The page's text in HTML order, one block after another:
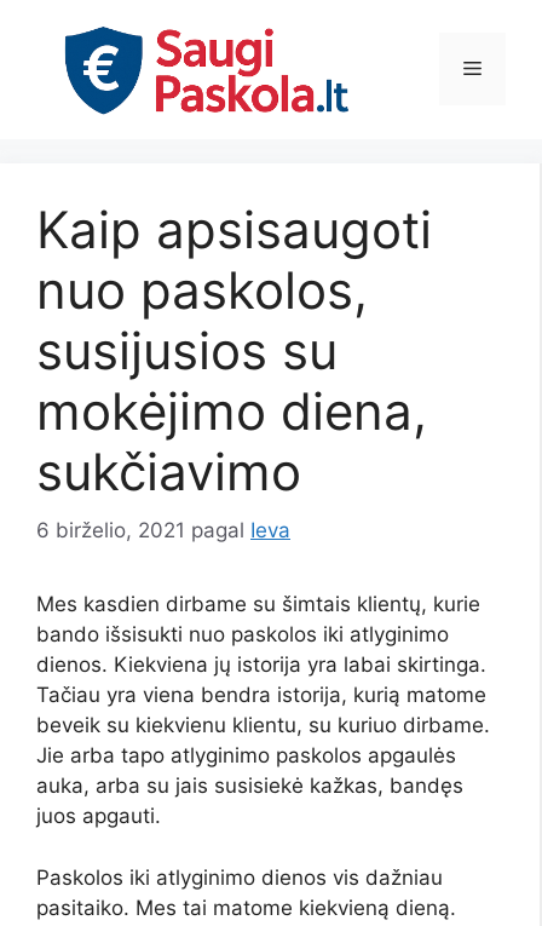
Meniu
Kaip apsisaugoti
nuo paskolos,
susijusios su
mokėjimo diena,
sukčiavimo
6 birželio, 2021 pagal Ieva
Mes kasdien dirbame su šimtais klientų, kurie
bando išsisukti nuo paskolos iki atlyginimo
dienos. Kiekviena jų istorija yra labai skirtinga.
Tačiau yra viena bendra istorija, kurią matome
beveik su kiekvienu klientu, su kuriuo dirbame.
Jie arba tapo atlyginimo paskolos apgaulės
auka, arba su jais susisiekė kažkas, bandęs
juos apgauti.
Paskolos iki atlyginimo dienos vis dažniau
pasitaiko. Mes tai matome kiekvieną dieną.